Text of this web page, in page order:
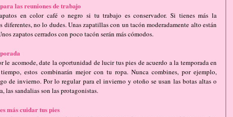
las reuniones de trabajo
en color café o negro si tu trabajo es conservador. Si tienes más la
no lo dudes. Unas zapatillas con un tacón moderadamente alto están
zapatos cerrados con poco tacón serán más cómodos.
le acomode, date la oportunidad de lucir tus pies de acuerdo a la temporada en
estos combinarán mejor con tu ropa. Nunca combines, por ejemplo,
de invierno. Por lo regular para el invierno y otoño se usan las botas altas o
las sandalias son las protagonistas.
más cuidar tus pies